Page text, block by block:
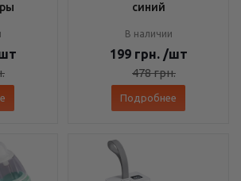
синий
В наличии
199 грн. /шт
478грн.
Подробнее